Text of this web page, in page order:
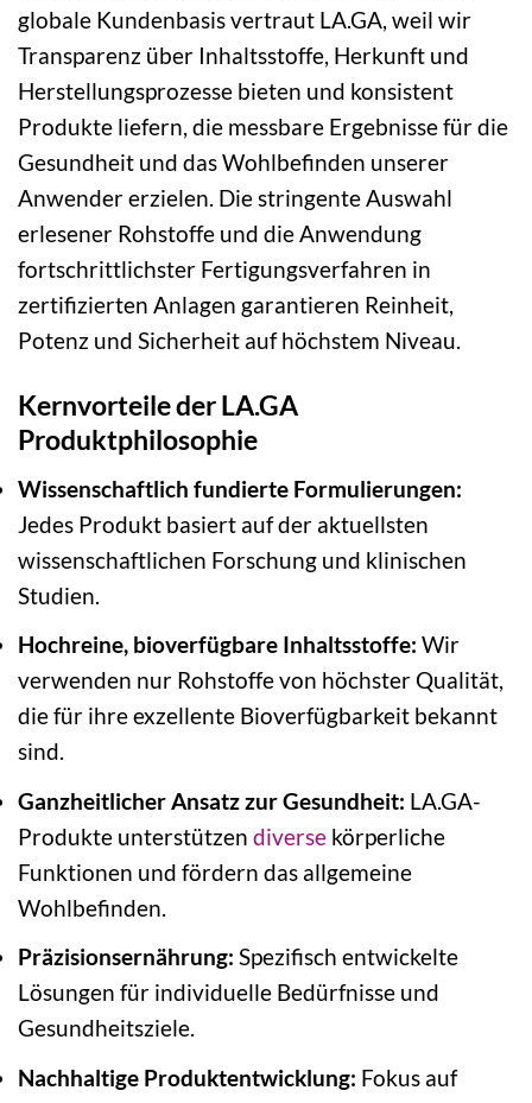
globale Kundenbasis vertraut LA.GA, weil wir
Transparenz über Inhaltsstoffe, Herkunft und
Herstellungsprozesse bieten und konsistent
Produkte liefern, die messbare Ergebnisse für die
Gesundheit und das Wohlbefinden unserer
Anwender erzielen. Die stringente Auswahl
erlesener Rohstoffe und die Anwendung
fortschrittlichster Fertigungsverfahren in
zertifizierten Anlagen garantieren Reinheit,
Potenz und Sicherheit auf höchstem Niveau.
Kernvorteile der LA.GA
Produktphilosophie
Wissenschaftlich fundierte Formulierungen:
Jedes Produkt basiert auf der aktuellsten
wissenschaftlichen Forschung und klinischen
Studien.
Hochreine, bioverfügbare Inhaltsstoffe: Wir
verwenden nur Rohstoffe von höchster Qualität,
die für ihre exzellente Bioverfügbarkeit bekannt
sind.
Ganzheitlicher Ansatz zur Gesundheit: LA.GA-
Produkte unterstützen diverse körperliche
Funktionen und fördern das allgemeine
Wohlbefinden.
Präzisionsernährung: Spezifisch entwickelte
Lösungen für individuelle Bedürfnisse und
Gesundheitsziele.
Nachhaltige Produktentwicklung: Fokus auf